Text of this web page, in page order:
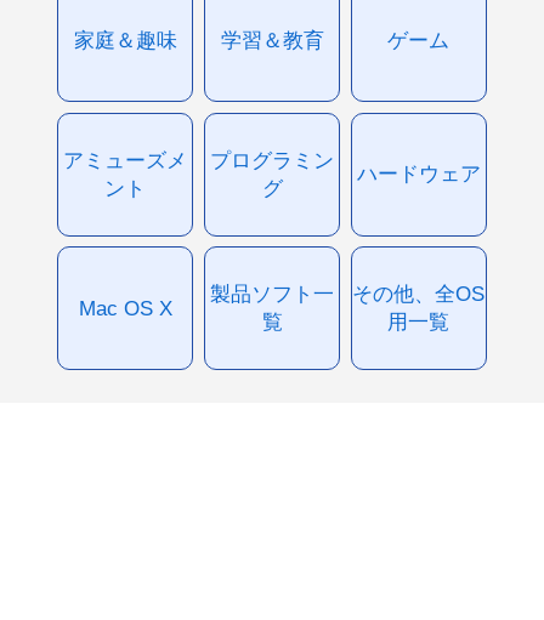
家庭＆趣味 学習＆教育 ゲーム
アミューズメ
ント
プログラミン
グ
ハードウェア
Mac OS X
製品ソフト一
覧
その他、全OS
用一覧